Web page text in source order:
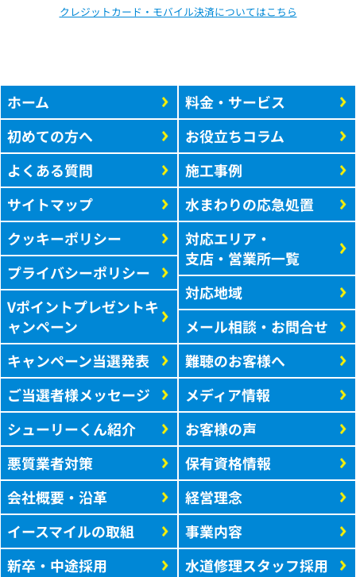
クレジットカード・モバイル決済についてはこちら
ホーム
初めての方へ
よくある質問
サイトマップ
クッキーポリシー
プライバシーポリシー
Vポイントプレゼントキ
ャンペーン
キャンペーン当選発表
ご当選者様メッセージ
シューリーくん紹介
悪質業者対策
会社概要・沿革
イースマイルの取組
新卒・中途採用
料金・サービス
お役立ちコラム
施工事例
水まわりの応急処置
対応エリア・
支店・営業所一覧
対応地域
メール相談・お問合せ
難聴のお客様へ
メディア情報
お客様の声
保有資格情報
経営理念
事業内容
水道修理スタッフ採用